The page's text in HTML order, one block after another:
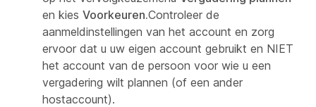
en kies Voorkeuren.Controleer de
aanmeldinstellingen van het account en zorg
ervoor dat u uw eigen account gebruikt en NIET
het account van de persoon voor wie u een
vergadering wilt plannen (of een ander
hostaccount).